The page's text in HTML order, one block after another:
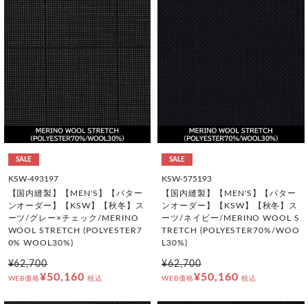
SALE
KSW-493197
【国内縫製】【MEN'S】【パター
ンオーダー】【KSW】【秋冬】ス
ーツ/グレー×チェック/MERINO
WOOL STRETCH (POLYESTER7
0% WOOL30%)
¥62,700
WEB価格¥50,160 税込
SALE
KSW-575193
【国内縫製】【MEN'S】【パター
ンオーダー】【KSW】【秋冬】ス
ーツ/ネイビー/MERINO WOOL S
TRETCH (POLYESTER70%/WOO
L30%)
¥62,700
WEB価格¥50,160 税込